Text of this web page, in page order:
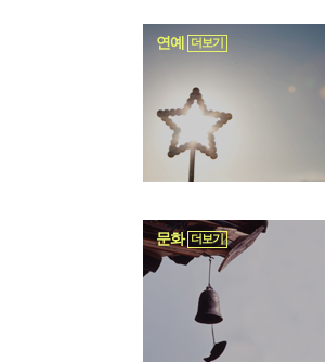
연예 더보기
문화 더보기